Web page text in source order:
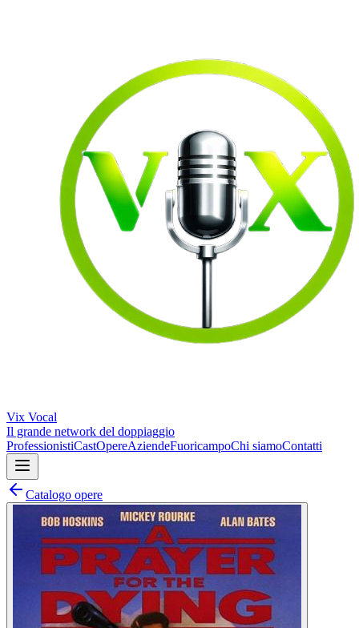
Vix Vocal
Il grande network del doppiaggio
ProfessionistiCastOpereAziendeFuoricampoChi siamoContatti
Catalogo opere